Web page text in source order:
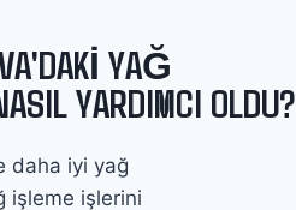
YAĞ
YARDIMCI OLDU?
daha iyi yağ
işleme işlerini